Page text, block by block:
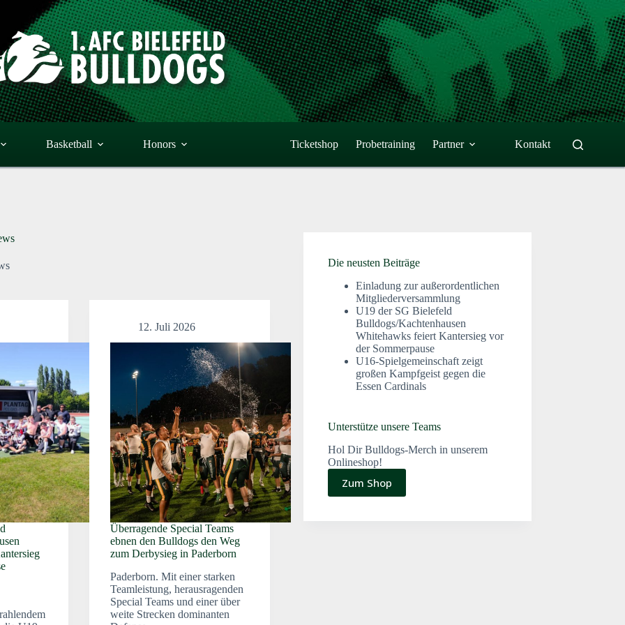
Basketball Honors Ticketshop Probetraining Partner Kontakt
12. Juli 2026
Überragende Special Teams
ebnen den Bulldogs den Weg
zum Derbysieg in Paderborn
Paderborn. Mit einer starken
Teamleistung, herausragenden
Special Teams und einer über
weite Strecken dominanten
Die neusten Beiträge
Einladung zur außerordentlichen
Mitgliederversammlung
U19 der SG Bielefeld
Bulldogs/Kachtenhausen
Whitehawks feiert Kantersieg vor
der Sommerpause
U16-Spielgemeinschaft zeigt
großen Kampfgeist gegen die
Essen Cardinals
Unterstütze unsere Teams
Hol Dir Bulldogs-Merch in unserem
Onlineshop!
Zum Shop